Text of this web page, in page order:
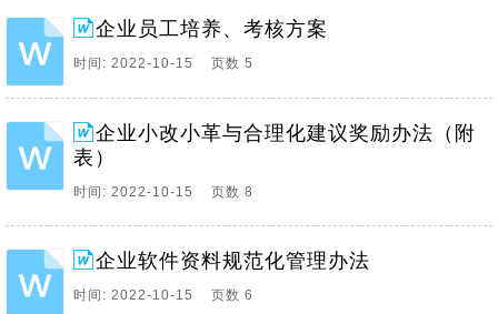
企业员工培养、考核方案
时间: 2022-10-15 页数 5
企业小改小革与合理化建议奖励办法（附
表）
时间: 2022-10-15 页数 8
企业软件资料规范化管理办法
时间: 2022-10-15 页数 6